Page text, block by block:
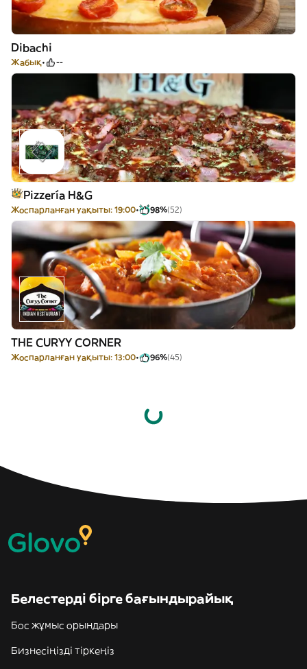
Dibachi
Жабық --
Pizzería H&G
Жоспарланған уақыты: 19:00 98%(52)
THE CURYY CORNER
Жоспарланған уақыты: 13:00 96%(45)
Белестерді бірге бағындырайық
Бос жұмыс орындары
Бизнесіңізді тіркеңіз